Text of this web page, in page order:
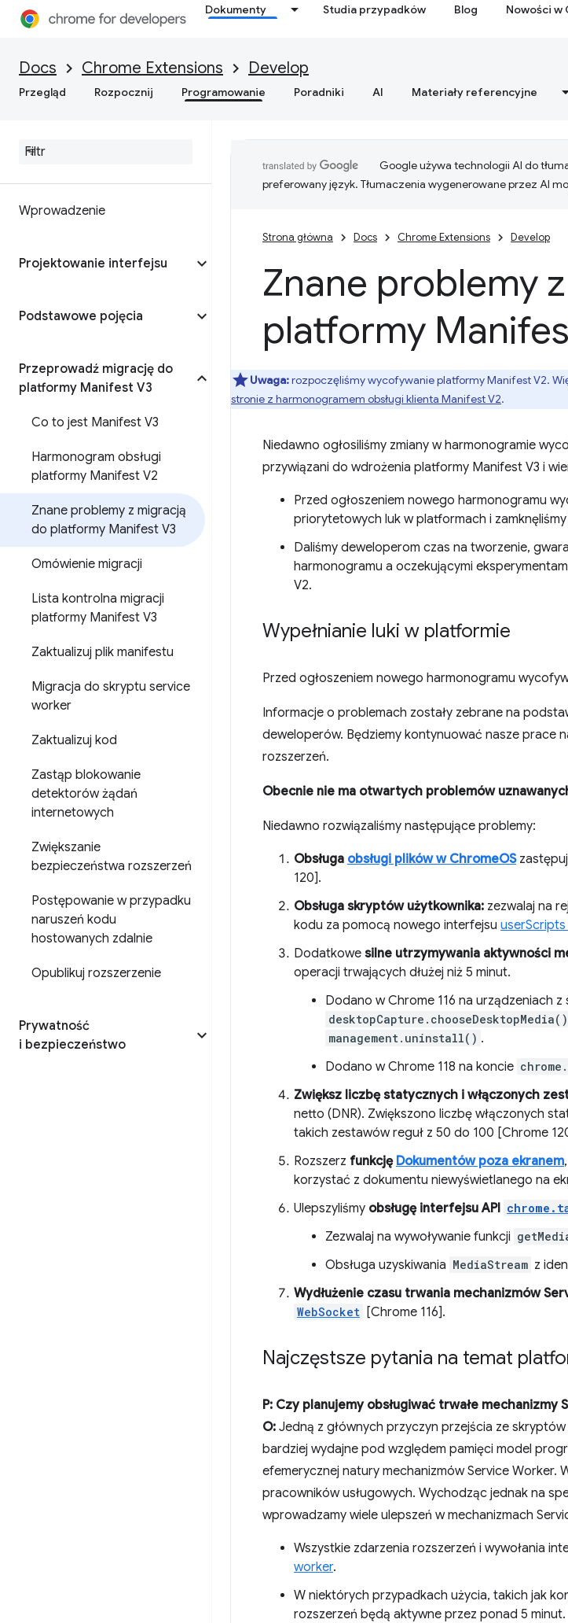
Dokumenty Studia przypadków Blog Nowości w
Docs Chrome Extensions Develop
Przegląd Rozpocznij Programowanie Poradniki AI Materiały referencyjne
Wprowadzenie
Projektowanie interfejsu
Podstawowe pojęcia
Przeprowadź migrację do
platformy Manifest V3
Co to jest Manifest V3
Harmonogram obsługi
platformy Manifest V2
Znane problemy z migracją
do platformy Manifest V3
Omówienie migracji
Lista kontrolna migracji
platformy Manifest V3
Zaktualizuj plik manifestu
Migracja do skryptu service
worker
Zaktualizuj kod
Zastąp blokowanie
detektorów żądań
internetowych
Zwiększanie
bezpieczeństwa rozszerzeń
Postępowanie w przypadku
naruszeń kodu
hostowanych zdalnie
Opublikuj rozszerzenie
Prywatność
i bezpieczeństwo
Google używa technologii AI do
preferowany język. Tłumaczenia wygenerowane przez AI
Strona główna Docs Chrome Extensions Develop
Znane problemy
platformy
Uwaga:rozpoczęliśmy wycofywanie platformy Manifest V2.
stronie z harmonogramem obsługi klienta Manifest V2.
Niedawno ogłosiliśmy zmiany w harmonogramie
przywiązani do wdrożenia platformy Manifest V3 i
Przed ogłoszeniem nowego harmonogramu
priorytetowych luk w platformach i
Daliśmy deweloperom czas na tworzenie,
harmonogramu a oczekującymi
V2.
Wypełnianie luki w platformie
Przed ogłoszeniem nowego harmonogramu
Informacje o problemach zostały zebrane na
deweloperów. Będziemy kontynuować nasze prace
rozszerzeń.
Obecnie nie ma otwartych problemów
Niedawno rozwiązaliśmy następujące problemy:
Obsługa obsługi plików w ChromeOS
120].
Obsługa skryptów użytkownika: zezwalaj na
kodu za pomocą nowego interfejsu userScripts
Dodatkowe silne utrzymywania aktywności
operacji trwających dłużej niż 5 minut.
Dodano w Chrome 116 na urządzeniach z
desktopCapture.chooseDesktopMedia()
management.uninstall() .
Dodano w Chrome 118 na koncie
Zwiększ liczbę statycznych i włączonych
netto (DNR). Zwiększono liczbę włączonych
takich zestawów reguł z 50 do 100 [Chrome
Rozszerz funkcję Dokumentów poza ekranem
korzystać z dokumentu niewyświetlanego na
Ulepszyliśmy obsługę interfejsu API
Zezwalaj na wywoływanie funkcji
Obsługa uzyskiwania MediaStream z
Wydłużenie czasu trwania mechanizmów
WebSocket [Chrome 116].
Najczęstsze pytania na temat
P: Czy planujemy obsługiwać trwałe mechanizmy
O: Jedną z głównych przyczyn przejścia ze
bardziej wydajne pod względem pamięci model
efemerycznej natury mechanizmów Service Worker.
pracowników usługowych. Wychodząc jednak na
wprowadzamy wiele ulepszeń w mechanizmach
Wszystkie zdarzenia rozszerzeń i wywołania
worker.
W niektórych przypadkach użycia, takich jak
rozszerzeń będą aktywne przez ponad 5 minut.